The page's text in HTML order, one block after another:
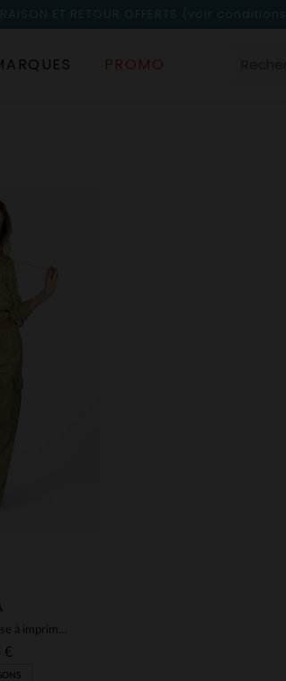
ET RETOUR OFFERTS (voir conditions)
PROMO
Top léger vert mousse à imprimé fleuri
€